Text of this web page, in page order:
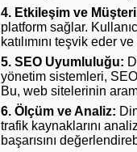
4. Etkileşim ve Müşteri
platform sağlar.
katılımını teşvik eder
5. SEO Uyumluluğu:
yönetim sistemleri,
Bu, web sitelerinin
6. Ölçüm ve Analiz:
trafik kaynaklarını
başarısını